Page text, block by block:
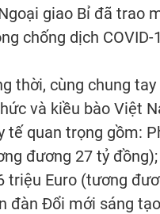
giao Bỉ đã trao
chống dịch COVID-
thời, cùng chung
và kiều bào Việt
tế quan trọng gồm:
đương 27 tỷ
triệu Euro (tương
đàn Đổi mới sáng